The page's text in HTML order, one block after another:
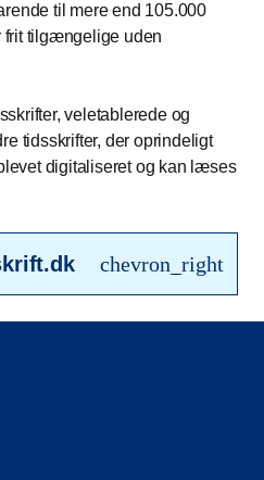
til mere end 105.000
frit tilgængelige uden
veletablerede og
tidsskrifter, der oprindeligt
digitaliseret og kan læses
chevron_right